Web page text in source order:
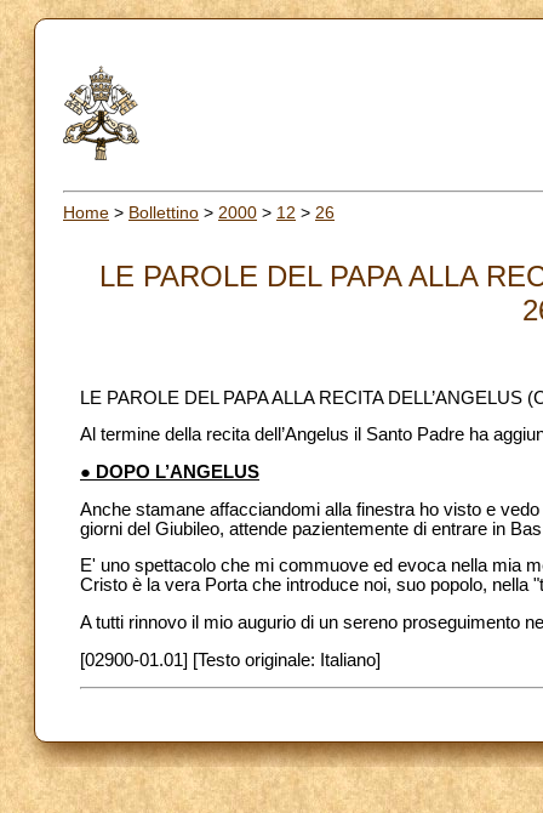
Home > Bollettino > 2000 > 12 > 26
LE PAROLE DEL PAPA ALLA
LE PAROLE DEL PAPA ALLA RECITA DELL’ANGELUS
Al termine della recita dell’Angelus il Santo Padre ha
● DOPO L’ANGELUS
Anche stamane affacciandomi alla finestra ho visto e
giorni del Giubileo, attende pazientemente di entrare in
E' uno spettacolo che mi commuove ed evoca nella mia
Cristo è la vera Porta che introduce noi, suo popolo, nella
A tutti rinnovo il mio augurio di un sereno proseguimento
[02900-01.01] [Testo originale: Italiano]